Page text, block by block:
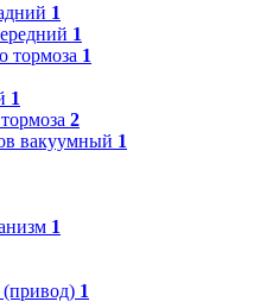
1
1
тормоза 1
1
2
вакуумный 1
1
(привод) 1